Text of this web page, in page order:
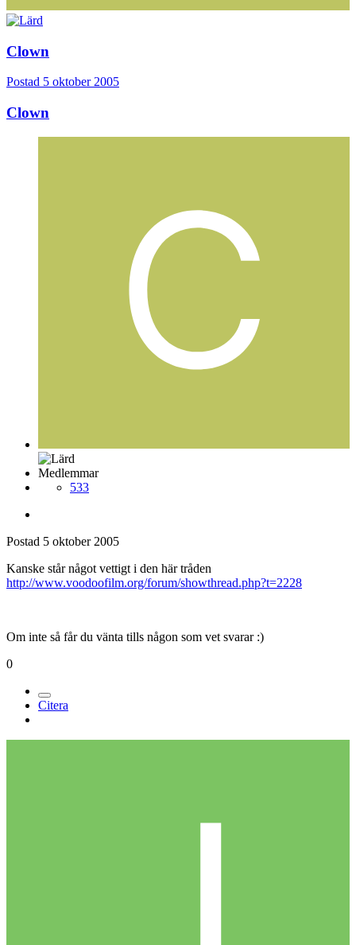
Clown
Postad 5 oktober 2005
Clown
Medlemmar
533
Postad 5 oktober 2005
Kanske står något vettigt i den här tråden
http://www.voodoofilm.org/forum/showthread.php?t=2228
Om inte så får du vänta tills någon som vet svarar :)
0
Citera